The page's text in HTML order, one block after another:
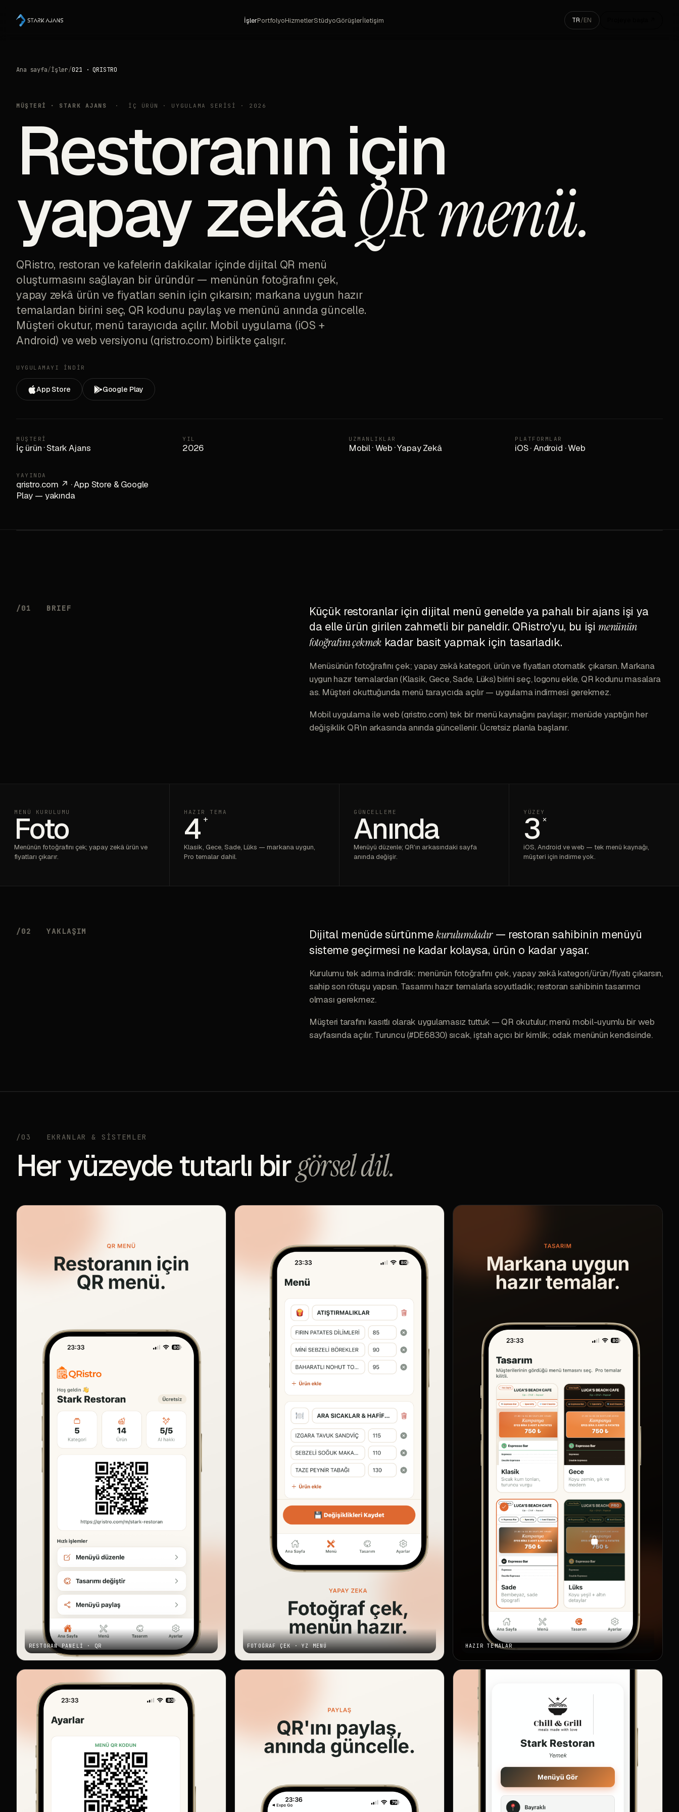
İşlerPortfolyoHizmetlerStüdyoGörüşlerİletişim TR/EN
Ana sayfa/İşler/021 · QRISTRO
MÜŞTERİ · STARK AJANS · İÇ ÜRÜN · UYGULAMA SERİSİ · 2026
Restoranın için
yapay zekâQR menü.
QRistro, restoran ve kafelerin dakikalar içinde dijital QR menü
oluşturmasını sağlayan bir üründür — menünün fotoğrafını çek,
yapay zekâ ürün ve fiyatları senin için çıkarsın; markana uygun hazır
temalardan birini seç, QR kodunu paylaş ve menünü anında güncelle.
Müşteri okutur, menü tarayıcıda açılır. Mobil uygulama (iOS +
Android) ve web versiyonu (qristro.com) birlikte çalışır.
UYGULAMAYI İNDİR
App Store Google Play
MÜŞTERI
İç ürün ·Stark Ajans
YIL
2026
UZMANLIKLAR
Mobil·Web ·Yapay Zekâ
PLATFORMLAR
iOS · Android · Web
YAYINDA
qristro.com ↗ · App Store & Google
Play — yakında
/01 BRIEF
Küçük restoranlar için dijital menü genelde ya pahalı bir ajans işi ya
da elle ürün girilen zahmetli bir paneldir. QRistro'yu, bu işimenünün
fotoğrafını çekmek kadar basit yapmak için tasarladık.
Menüsünün fotoğrafını çek; yapay zekâ kategori, ürün ve fiyatları otomatik çıkarsın. Markana
uygun hazır temalardan (Klasik, Gece, Sade, Lüks) birini seç, logonu ekle, QR kodunu masalara
as. Müşteri okuttuğunda menü tarayıcıda açılır — uygulama indirmesi gerekmez.
Mobil uygulama ile web (qristro.com) tek bir menü kaynağını paylaşır; menüde yaptığın her
değişiklik QR'ın arkasında anında güncellenir. Ücretsiz planla başlanır.
MENÜ KURULUMU
Foto
Menünün fotoğrafını çek; yapay zekâ ürün ve
fiyatları çıkarır.
HAZIR TEMA
4 +
Klasik, Gece, Sade, Lüks — markana uygun,
Pro temalar dahil.
GÜNCELLEME
Anında
Menüyü düzenle; QR'ın arkasındaki sayfa
anında değişir.
YÜZEY
3 ×
iOS, Android ve web — tek menü kaynağı,
müşteri için indirme yok.
/02 YAKLAŞIM Dijital menüde sürtünmekurulumdadır— restoran sahibinin menüyü
sisteme geçirmesi ne kadar kolaysa, ürün o kadar yaşar.
Kurulumu tek adıma indirdik: menünün fotoğrafını çek, yapay zekâ kategori/ürün/fiyatı çıkarsın,
sahip son rötuşu yapsın. Tasarımı hazır temalarla soyutladık; restoran sahibinin tasarımcı
olması gerekmez.
Müşteri tarafını kasıtlı olarak uygulamasız tuttuk — QR okutulur, menü mobil-uyumlu bir web
sayfasında açılır. Turuncu (#DE6830) sıcak, iştah açıcı bir kimlik; odak menünün kendisinde.
/03 EKRANLAR & SİSTEMLER
Her yüzeyde tutarlı birgörsel dil.